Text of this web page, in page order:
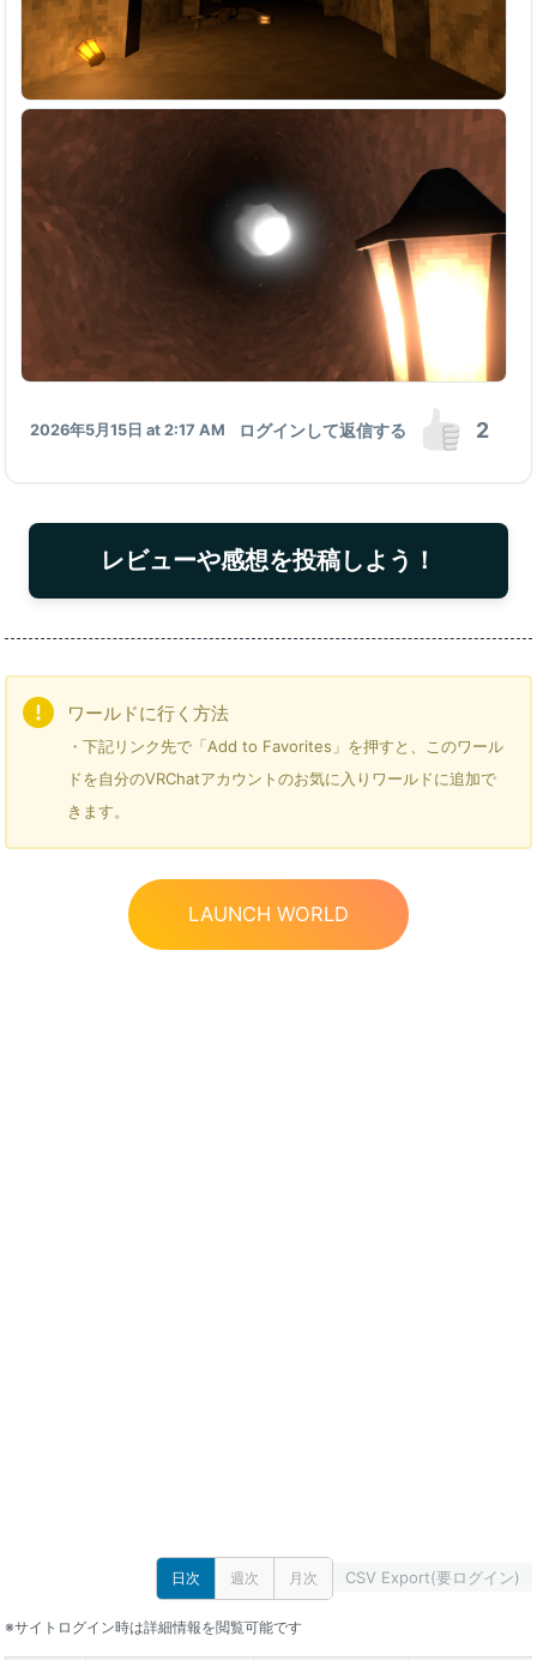
2026年5月15日 at 2:17 AM ログインして返信する 2
レビューや感想を投稿しよう！
ワールドに行く方法
・下記リンク先で「Add to Favorites」を押すと、このワール
ドを自分のVRChatアカウントのお気に入りワールドに追加で
きます。
LAUNCH WORLD
日次 週次 月次 CSV Export(要ログイン)
※サイトログイン時は詳細情報を閲覧可能です